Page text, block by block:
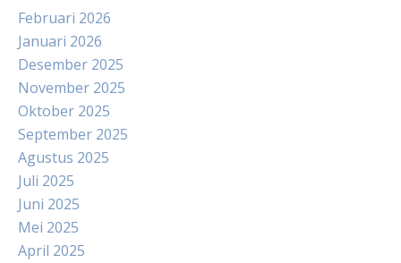
Februari 2026
Januari 2026
Desember 2025
November 2025
Oktober 2025
September 2025
Agustus 2025
Juli 2025
Juni 2025
Mei 2025
April 2025